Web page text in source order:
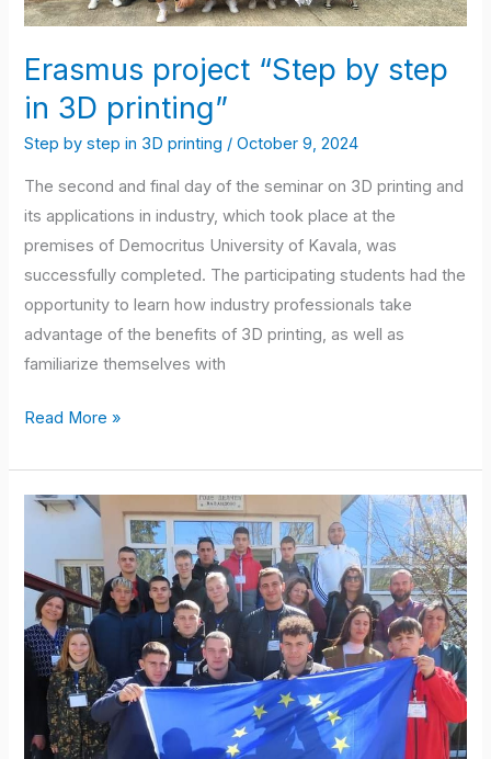
Erasmus project “Step by step
in 3D printing”
Step by step in 3D printing /October 9, 2024
The second and final day of the seminar on 3D printing and
its applications in industry, which took place at the
premises of Democritus University of Kavala, was
successfully completed. The participating students had the
opportunity to learn how industry professionals take
advantage of the benefits of 3D printing, as well as
familiarize themselves with
3D
Read More »
Посета
за
компјутерско
управљање
(ЦНЦ)
машина
Северној
Македонији